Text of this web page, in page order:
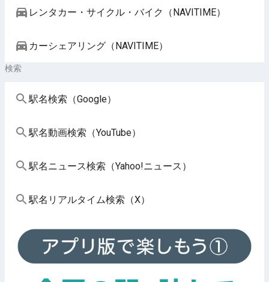
レンタカー・サイクル・バイク（NAVITIME）
カーシェアリング（NAVITIME）
検索
駅名検索（Google）
駅名動画検索（YouTube）
駅名ニュース検索（Yahoo!ニュース）
駅名リアルタイム検索（X）